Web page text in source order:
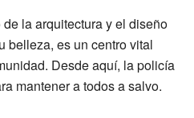
la arquitectura y el diseño
belleza, es un centro vital
Desde aquí, la policía
mantener a todos a salvo.